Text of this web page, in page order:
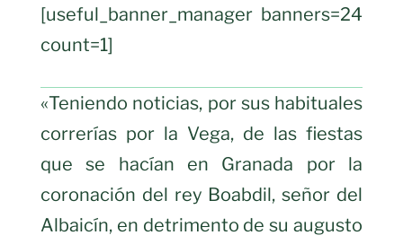
[useful_banner_manager banners=24
count=1]
«Teniendo noticias, por sus habituales
correrías por la Vega, de las fiestas
que se hacían en Granada por la
coronación del rey Boabdil, señor del
Albaicín, en detrimento de su augusto